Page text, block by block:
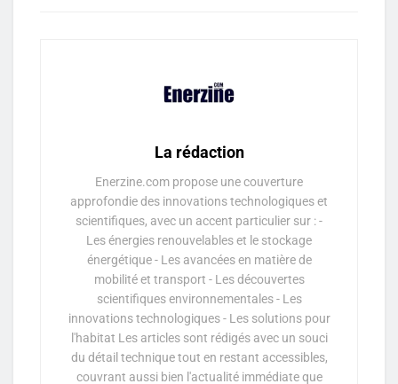
La rédaction
Enerzine.com propose une couverture
approfondie des innovations technologiques et
scientifiques, avec un accent particulier sur : -
Les énergies renouvelables et le stockage
énergétique - Les avancées en matière de
mobilité et transport - Les découvertes
scientifiques environnementales - Les
innovations technologiques - Les solutions pour
l'habitat Les articles sont rédigés avec un souci
du détail technique tout en restant accessibles,
couvrant aussi bien l'actualité immédiate que